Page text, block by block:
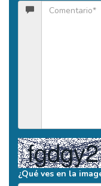
¿Qué ves en la